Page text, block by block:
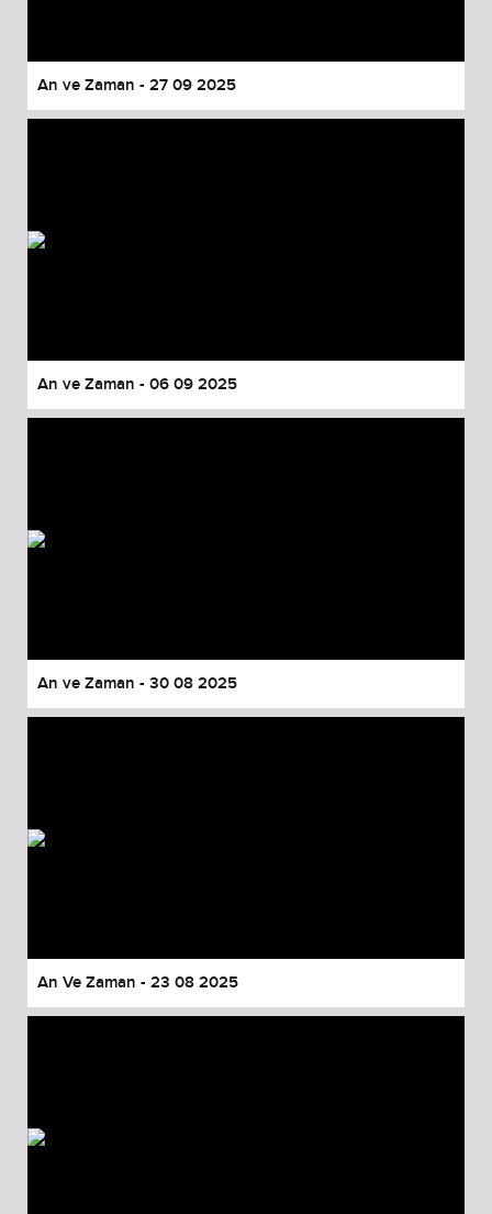
An ve Zaman - 27 09 2025
An ve Zaman - 06 09 2025
An ve Zaman - 30 08 2025
An Ve Zaman - 23 08 2025